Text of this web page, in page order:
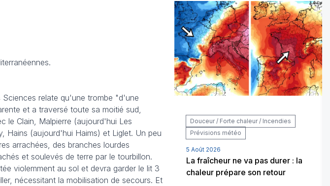
relate qu'une trombe "d'une
et a traversé toute sa moitié sud,
le Clain, Malpierre (aujourd'hui Les
Hains (aujourd'hui Haims) et Liglet. Un peu
arrachées, des branches lourdes
et soulevés de terre par le tourbillon.
violemment au sol et devra garder le lit 3
nécessitant la mobilisation de secours. Et
Douceur / Forte chaleur / Incendies
Prévisions météo
5 Août 2026
La fraîcheur ne va pas durer : la
chaleur prépare son retour